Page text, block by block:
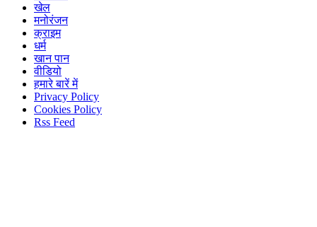
खेल
मनोरंजन
क्राइम
धर्म
खान पान
वीडियो
हमारे बारें में
Privacy Policy
Cookies Policy
Rss Feed